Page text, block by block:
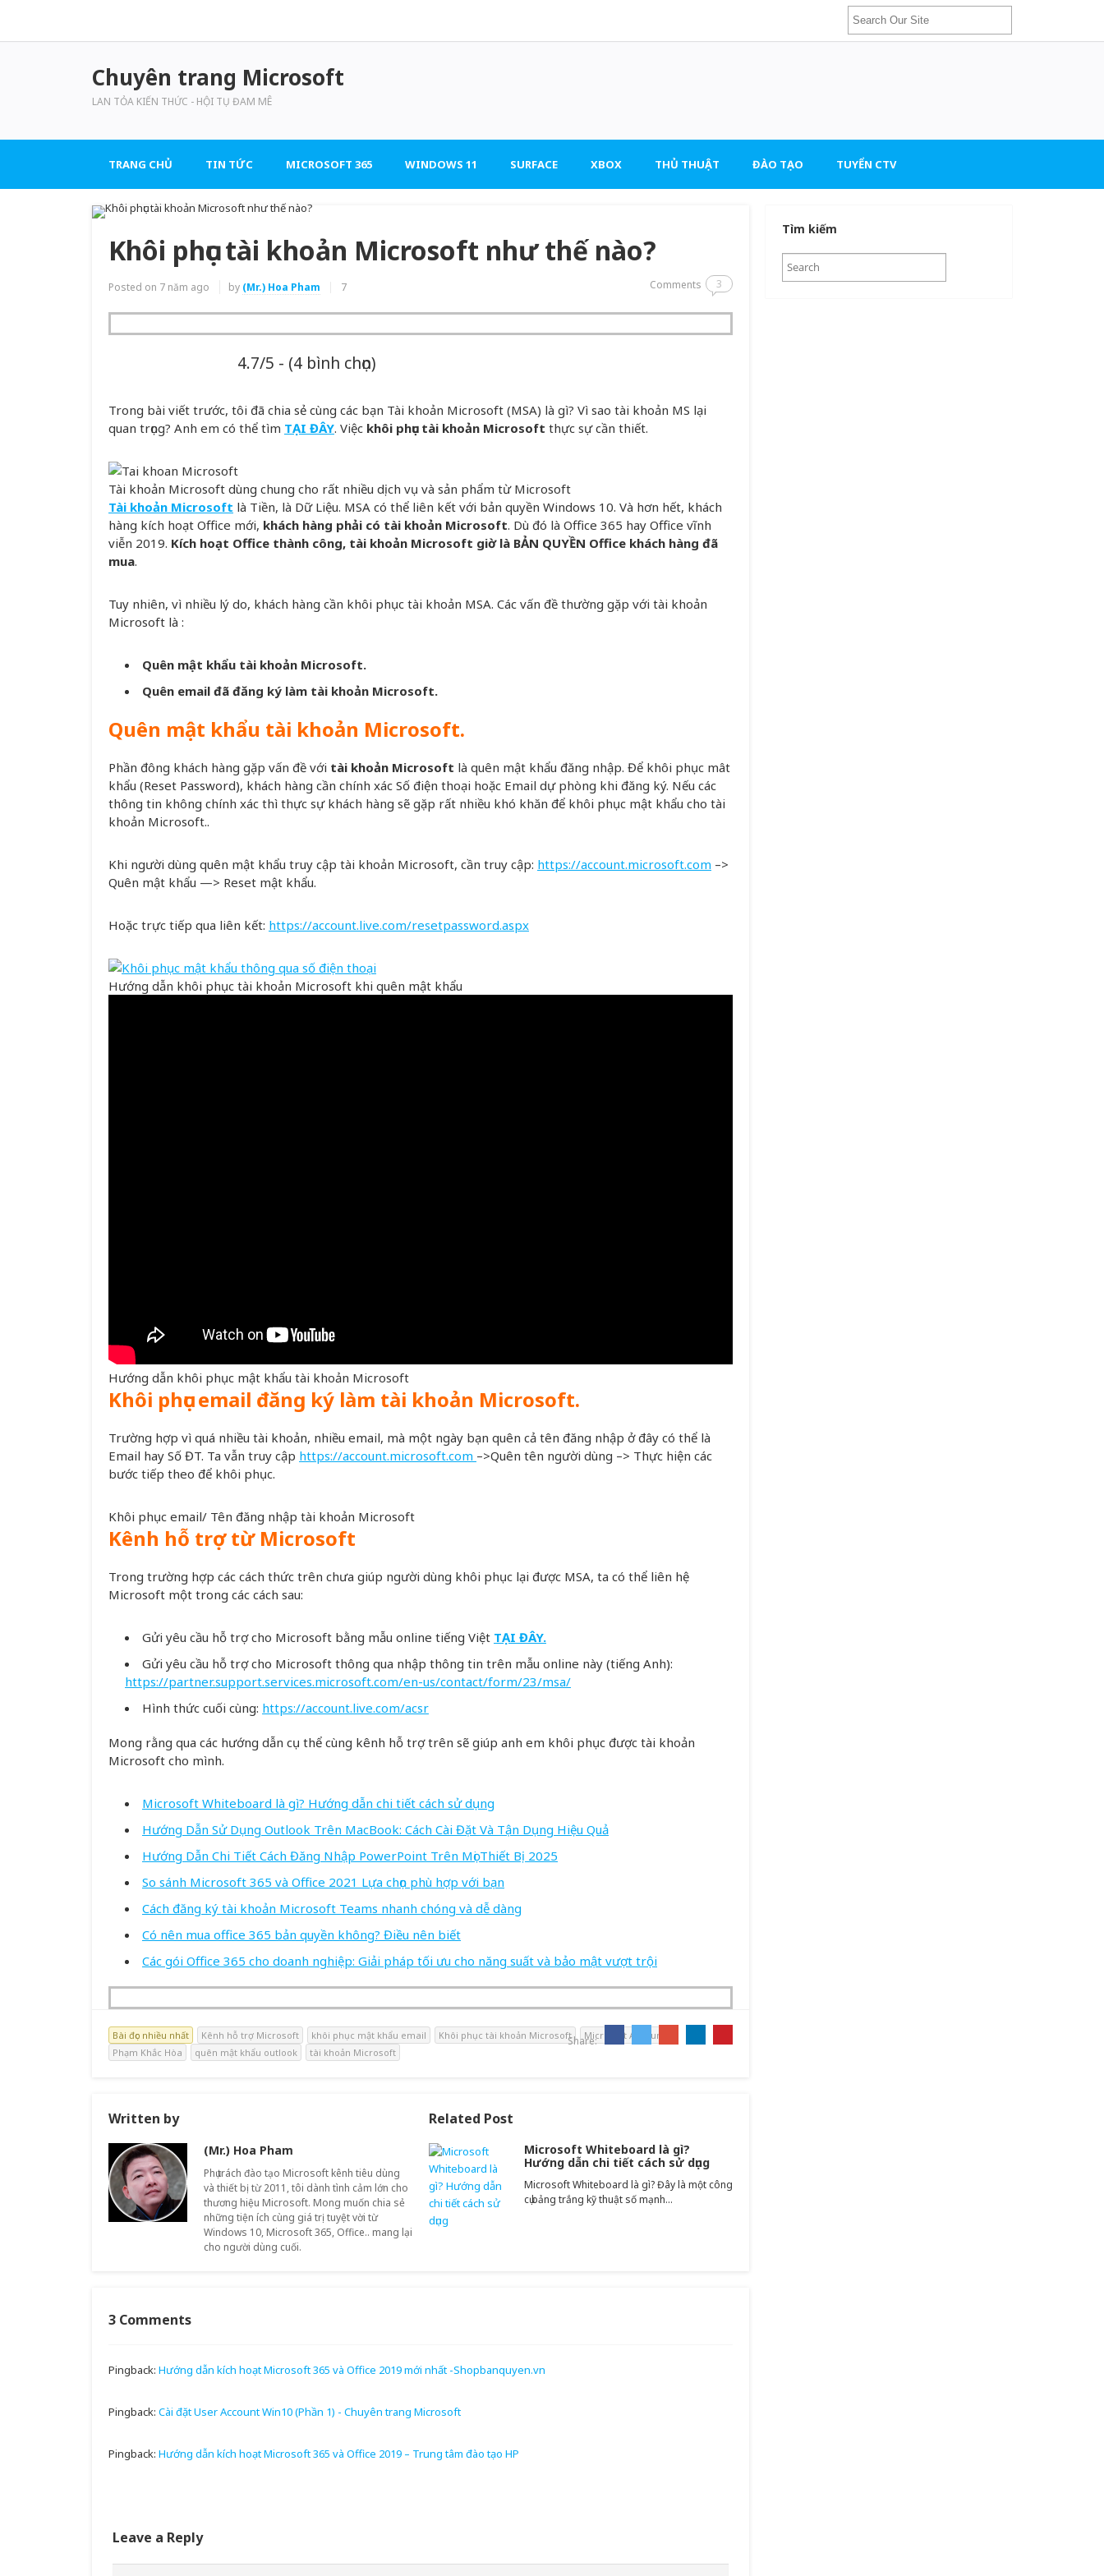
Chuyên trang Microsoft
LAN TỎA KIẾN THỨC - HỘI TỤ ĐAM MÊ
TRANG CHỦ TIN TỨC MICROSOFT 365 WINDOWS 11 SURFACE XBOX THỦ THUẬT ĐÀO TẠO TUYỂN CTV
Khôi phục tài khoản Microsoft như thế nào?
Posted on 7 năm ago by (Mr.) Hoa Pham 7 Comments 3
4.7/5 - (4 bình chọn)
Trong bài viết trước, tôi đã chia sẻ cùng các bạn Tài khoản Microsoft (MSA) là gì? Vì sao tài khoản MS lại
quan trọng? Anh em có thể tìm TẠI ĐÂY. Việc khôi phục tài khoản Microsoft thực sự cần thiết.
Tài khoản Microsoft dùng chung cho rất nhiều dịch vụ và sản phẩm từ Microsoft
Tài khoản Microsoft là Tiền, là Dữ Liệu. MSA có thể liên kết với bản quyền Windows 10. Và hơn hết, khách
hàng kích hoạt Office mới, khách hàng phải có tài khoản Microsoft. Dù đó là Office 365 hay Office vĩnh
viễn 2019. Kích hoạt Office thành công, tài khoản Microsoft giờ là BẢN QUYỀN Office khách hàng đã
mua.
Tuy nhiên, vì nhiều lý do, khách hàng cần khôi phục tài khoản MSA. Các vấn đề thường gặp với tài khoản
Microsoft là :
Quên mật khẩu tài khoản Microsoft.
Quên email đã đăng ký làm tài khoản Microsoft.
Quên mật khẩu tài khoản Microsoft.
Phần đông khách hàng gặp vấn đề với tài khoản Microsoft là quên mật khẩu đăng nhập. Để khôi phục mât
khẩu (Reset Password), khách hàng cần chính xác Số điện thoại hoặc Email dự phòng khi đăng ký. Nếu các
thông tin không chính xác thì thực sự khách hàng sẽ gặp rất nhiều khó khăn để khôi phục mật khẩu cho tài
khoản Microsoft..
Khi người dùng quên mật khẩu truy cập tài khoản Microsoft, cần truy cập: https://account.microsoft.com –>
Quên mật khẩu —> Reset mật khẩu.
Hoặc trực tiếp qua liên kết: https://account.live.com/resetpassword.aspx
Hướng dẫn khôi phục tài khoản Microsoft khi quên mật khẩu
Hướng dẫn khôi phục mật khẩu tài khoản Microsoft
Khôi phục email đăng ký làm tài khoản Microsoft.
Trường hợp vì quá nhiều tài khoản, nhiều email, mà một ngày bạn quên cả tên đăng nhập ở đây có thể là
Email hay Số ĐT. Ta vẫn truy cập https://account.microsoft.com –>Quên tên người dùng –> Thực hiện các
bước tiếp theo để khôi phục.
Khôi phục email/ Tên đăng nhập tài khoản Microsoft
Kênh hỗ trợ từ Microsoft
Trong trường hợp các cách thức trên chưa giúp người dùng khôi phục lại được MSA, ta có thể liên hệ
Microsoft một trong các cách sau:
Gửi yêu cầu hỗ trợ cho Microsoft bằng mẫu online tiếng Việt TẠI ĐÂY.
Gửi yêu cầu hỗ trợ cho Microsoft thông qua nhập thông tin trên mẫu online này (tiếng Anh):
https://partner.support.services.microsoft.com/en-us/contact/form/23/msa/
Hình thức cuối cùng: https://account.live.com/acsr
Mong rằng qua các hướng dẫn cụ thể cùng kênh hỗ trợ trên sẽ giúp anh em khôi phục được tài khoản
Microsoft cho mình.
Microsoft Whiteboard là gì? Hướng dẫn chi tiết cách sử dụng
Hướng Dẫn Sử Dụng Outlook Trên MacBook: Cách Cài Đặt Và Tận Dụng Hiệu Quả
Hướng Dẫn Chi Tiết Cách Đăng Nhập PowerPoint Trên Mọi Thiết Bị 2025
So sánh Microsoft 365 và Office 2021 Lựa chọn phù hợp với bạn
Cách đăng ký tài khoản Microsoft Teams nhanh chóng và dễ dàng
Có nên mua office 365 bản quyền không? Điều nên biết
Các gói Office 365 cho doanh nghiệp: Giải pháp tối ưu cho năng suất và bảo mật vượt trội
Bài đọc nhiều nhất Kênh hỗ trợ Microsoft khôi phục mật khẩu email Khôi phục tài khoản Microsoft
Microsoft Account
Phạm Khắc Hòa
quên mật khẩu outlook tài khoản Microsoft
Share:
Written by
(Mr.) Hoa Pham
Phụ trách đào tạo Microsoft kênh tiêu dùng
và thiết bị từ 2011, tôi dành tình cảm lớn cho
thương hiệu Microsoft. Mong muốn chia sẻ
những tiện ích cùng giá trị tuyệt vời từ
Windows 10, Microsoft 365, Office.. mang lại
cho người dùng cuối.
Related Post
Microsoft Whiteboard là gì?
Hướng dẫn chi tiết cách sử dụng
Microsoft Whiteboard là gì? Đây là một công
cụ bảng trắng kỹ thuật số mạnh…
3 Comments
Pingback: Hướng dẫn kích hoạt Microsoft 365 và Office 2019 mới nhất -Shopbanquyen.vn
Pingback: Cài đặt User Account Win10 (Phần 1) - Chuyên trang Microsoft
Pingback: Hướng dẫn kích hoạt Microsoft 365 và Office 2019 – Trung tâm đào tạo HP
Leave a Reply
Tìm kiếm